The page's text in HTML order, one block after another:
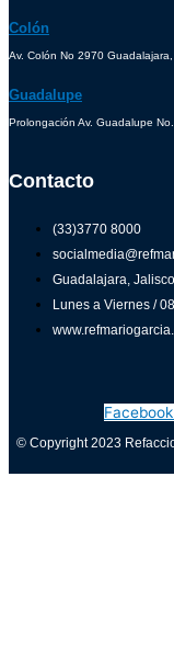
Colón
Av. Colón No 2970
Guadalupe
Prolongación Av. Guadalupe
Contacto
(33)3770 8000
Guadalajara,
Lunes a Viernes /
Facebook
© Copyright 2023